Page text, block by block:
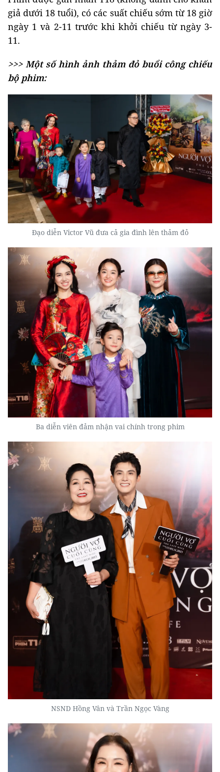
giả dưới 18 tuổi), có các suất chiếu sớm từ 18 giờ
ngày 1 và 2-11 trước khi khởi chiếu từ ngày 3-
11.
>>> Một số hình ảnh thảm đỏ buổi công chiếu
bộ phim:
Đạo diễn Victor Vũ đưa cả gia đình lên thảm đỏ
Ba diễn viên đảm nhận vai chính trong phim
NSND Hồng Vân và Trần Ngọc Vàng